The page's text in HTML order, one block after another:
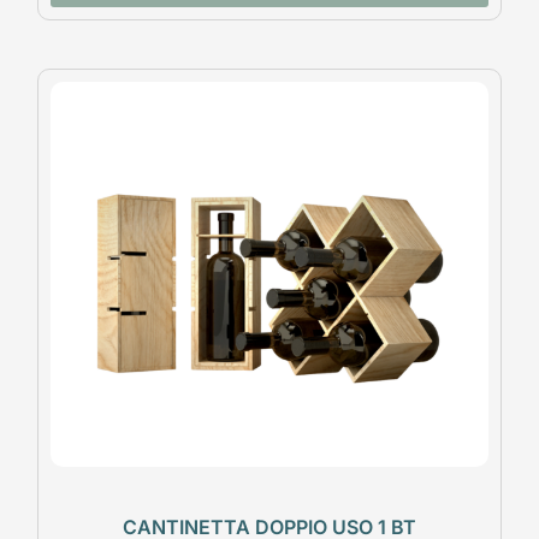
CANTINETTA DOPPIO USO 1 BT